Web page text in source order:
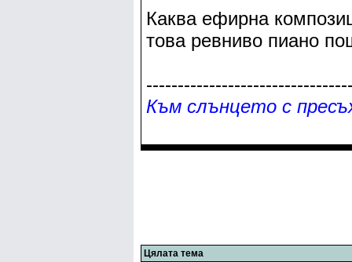
Каква ефирна
това ревниво пиано
Към слънцето с
Цялата тема